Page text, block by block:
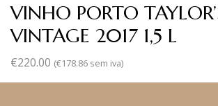
VINHO PORTO
VINTAGE 2017 1,5 L
€220.00 (€178.86 sem iva)